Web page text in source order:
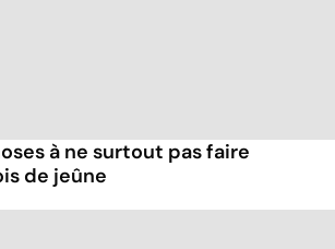
à ne surtout pas faire
de jeûne